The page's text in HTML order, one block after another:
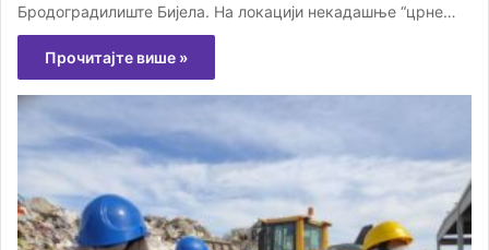
Бродоградилиште Бијела. На локацији некадашње “црне…
Прочитајте више »